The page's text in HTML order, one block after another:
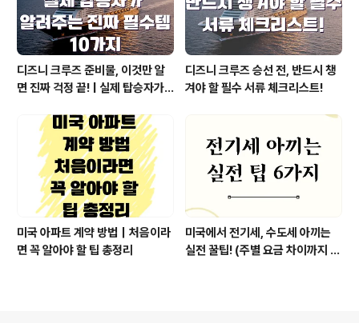
디즈니 크루즈 준비물, 이것만 알
면 진짜 걱정 끝! | 실제 탑승자가
디즈니 크루즈 승선 전, 반드시 챙
겨야 할 필수 서류 체크리스트!
미국 아파트 계약 방법｜처음이라
면 꼭 알아야 할 팁 총정리
미국에서 전기세, 수도세 아끼는
실전 꿀팁! (주별 요금 차이까지 완